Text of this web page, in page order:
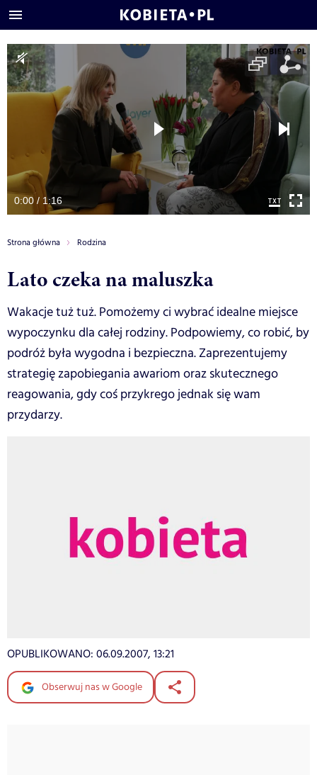
0:00 / 1:16
Strona główna Rodzina
Lato czeka na maluszka
Wakacje tuż tuż. Pomożemy ci wybrać idealne miejsce
wypoczynku dla całej rodziny. Podpowiemy, co robić, by
podróż była wygodna i bezpieczna. Zaprezentujemy
strategię zapobiegania awariom oraz skutecznego
reagowania, gdy coś przykrego jednak się wam
przydarzy.
OPUBLIKOWANO: 06.09.2007, 13:21
Obserwuj nas w Google